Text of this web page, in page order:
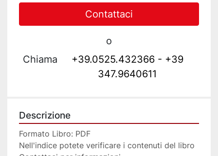
Contattaci
o
Chiama
+39.0525.432366 - +39
347.9640611
Descrizione
Formato Libro: PDF
Nell'indice potete verificare i contenuti del libro